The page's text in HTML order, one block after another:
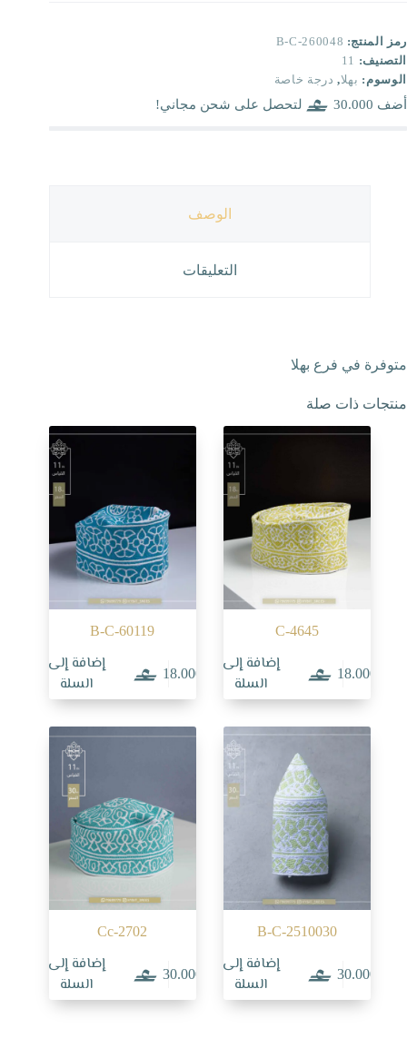
رمز المنتج: B-C-260048
التصنيف: 11
الوسوم: بهلا, درجة خاصة
أضف 30.000 لتحصل على شحن مجاني!
الوصف
التعليقات
متوفرة في فرع بهلا
منتجات ذات صلة
C-4645
18.000
إضافة إلى
السلة
B-C-60119
18.000
إضافة إلى
السلة
B-C-2510030
30.000
إضافة إلى
السلة
Cc-2702
30.000
إضافة إلى
السلة